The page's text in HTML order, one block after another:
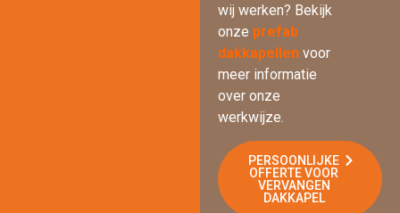
wij werken? Bekijk
onze prefab
dakkapellen voor
meer informatie
over onze
werkwijze.
PERSOONLIJKE
OFFERTE VOOR
VERVANGEN
DAKKAPEL